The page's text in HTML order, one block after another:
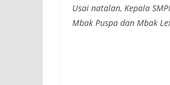
Usai natalan, Kepala
Mbak Puspa dan Mbak